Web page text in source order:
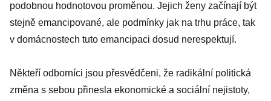
podobnou hodnotovou proměnou. Jejich ženy začínají být
stejně emancipované, ale podmínky jak na trhu práce, tak
v domácnostech tuto emancipaci dosud nerespektují.
Někteří odborníci jsou přesvědčeni, že radikální politická
změna s sebou přinesla ekonomické a sociální nejistoty,